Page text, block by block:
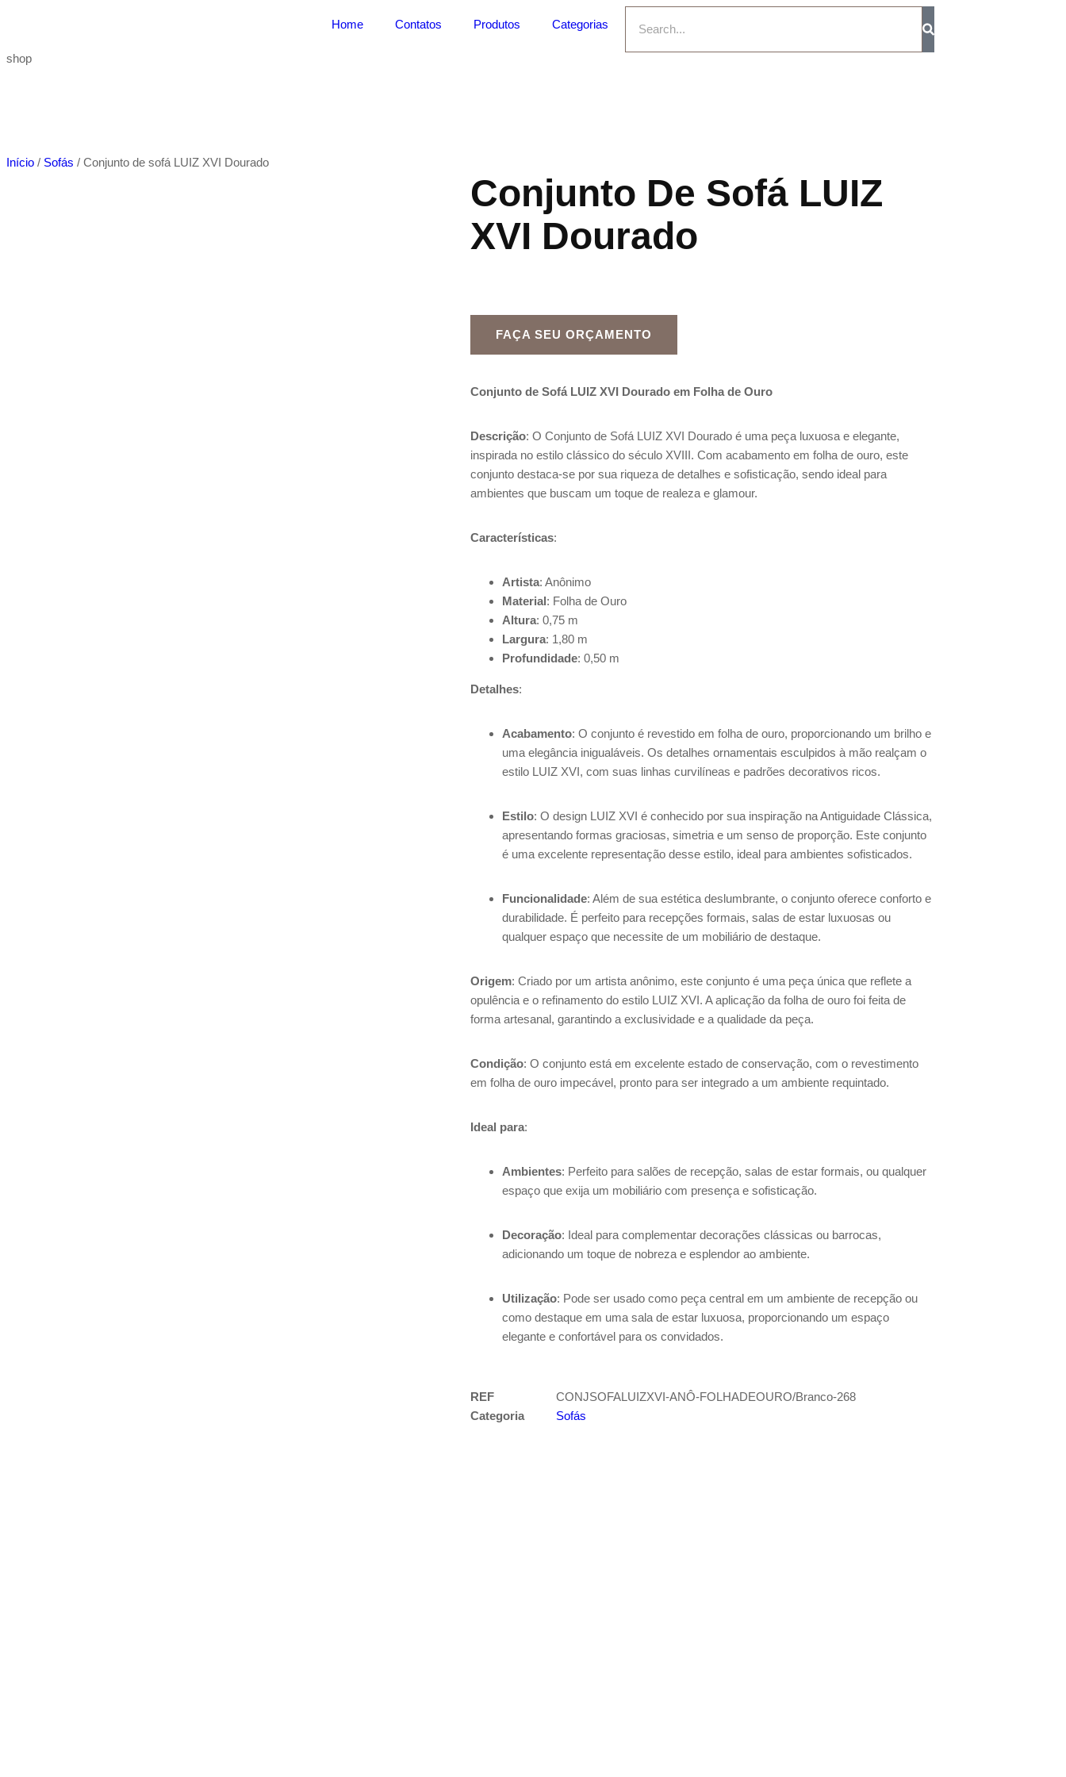
Home Contatos Produtos Categorias
shop
Início / Sofás / Conjunto de sofá LUIZ XVI Dourado
Conjunto De Sofá LUIZ
XVI Dourado
FAÇA SEU ORÇAMENTO
Conjunto de Sofá LUIZ XVI Dourado em Folha de Ouro
Descrição: O Conjunto de Sofá LUIZ XVI Dourado é uma peça luxuosa e elegante,
inspirada no estilo clássico do século XVIII. Com acabamento em folha de ouro, este
conjunto destaca-se por sua riqueza de detalhes e sofisticação, sendo ideal para
ambientes que buscam um toque de realeza e glamour.
Características:
Artista: Anônimo
Material: Folha de Ouro
Altura: 0,75 m
Largura: 1,80 m
Profundidade: 0,50 m
Detalhes:
Acabamento: O conjunto é revestido em folha de ouro, proporcionando um brilho e
uma elegância inigualáveis. Os detalhes ornamentais esculpidos à mão realçam o
estilo LUIZ XVI, com suas linhas curvilíneas e padrões decorativos ricos.
Estilo: O design LUIZ XVI é conhecido por sua inspiração na Antiguidade Clássica,
apresentando formas graciosas, simetria e um senso de proporção. Este conjunto
é uma excelente representação desse estilo, ideal para ambientes sofisticados.
Funcionalidade: Além de sua estética deslumbrante, o conjunto oferece conforto e
durabilidade. É perfeito para recepções formais, salas de estar luxuosas ou
qualquer espaço que necessite de um mobiliário de destaque.
Origem: Criado por um artista anônimo, este conjunto é uma peça única que reflete a
opulência e o refinamento do estilo LUIZ XVI. A aplicação da folha de ouro foi feita de
forma artesanal, garantindo a exclusividade e a qualidade da peça.
Condição: O conjunto está em excelente estado de conservação, com o revestimento
em folha de ouro impecável, pronto para ser integrado a um ambiente requintado.
Ideal para:
Ambientes: Perfeito para salões de recepção, salas de estar formais, ou qualquer
espaço que exija um mobiliário com presença e sofisticação.
Decoração: Ideal para complementar decorações clássicas ou barrocas,
adicionando um toque de nobreza e esplendor ao ambiente.
Utilização: Pode ser usado como peça central em um ambiente de recepção ou
como destaque em uma sala de estar luxuosa, proporcionando um espaço
elegante e confortável para os convidados.
REF
CONJSOFALUIZXVI-ANÔ-FOLHADEOURO/Branco-268
Categoria
Sofás